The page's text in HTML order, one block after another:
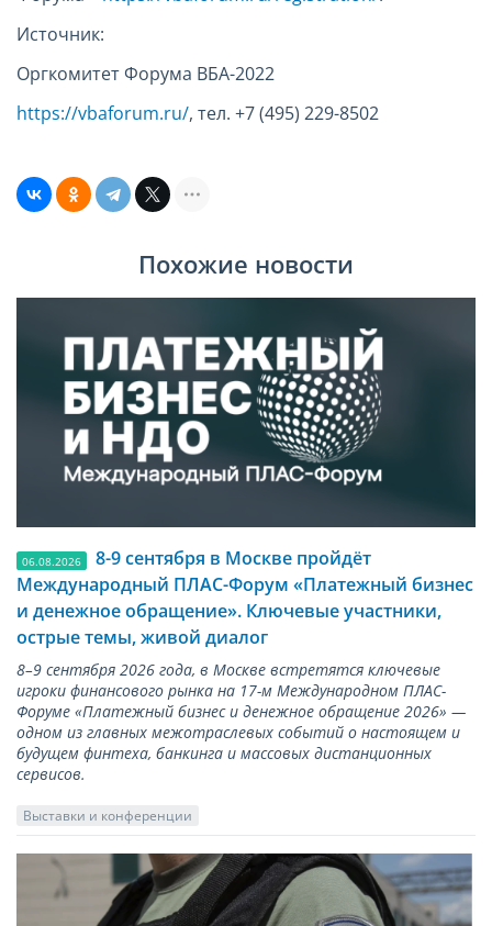
Источник:
Оргкомитет Форума ВБА-2022
https://vbaforum.ru/, тел. +7 (495) 229-8502
Похожие новости
06.08.2026
8-9 сентября в Москве пройдёт
Международный ПЛАС-Форум «Платежный бизнес
и денежное обращение». Ключевые участники,
острые темы, живой диалог
8–9 сентября 2026 года, в Москве встретятся ключевые
игроки финансового рынка на 17-м Международном ПЛАС-
Форуме «Платежный бизнес и денежное обращение 2026» —
одном из главных межотраслевых событий о настоящем и
будущем финтеха, банкинга и массовых дистанционных
сервисов.
Выставки и конференции